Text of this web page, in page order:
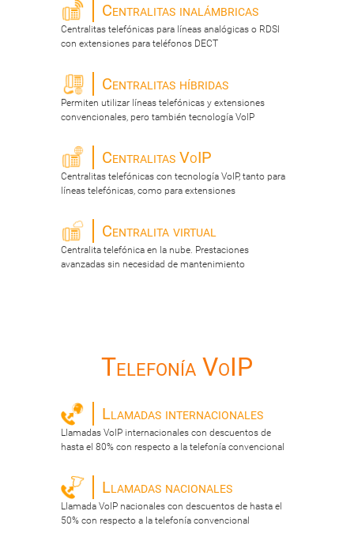
Centralitas inalámbricas
Centralitas telefónicas para líneas analógicas o RDSI
con extensiones para teléfonos DECT
Centralitas híbridas
Permiten utilizar líneas telefónicas y extensiones
convencionales, pero también tecnología VoIP
Centralitas VoIP
Centralitas telefónicas con tecnología VoIP, tanto para
líneas telefónicas, como para extensiones
Centralita virtual
Centralita telefónica en la nube. Prestaciones
avanzadas sin necesidad de mantenimiento
Telefonía VoIP
Llamadas internacionales
Llamadas VoIP internacionales con descuentos de
hasta el 80% con respecto a la telefonía convencional
Llamadas nacionales
Llamada VoIP nacionales con descuentos de hasta el
50% con respecto a la telefonía convencional